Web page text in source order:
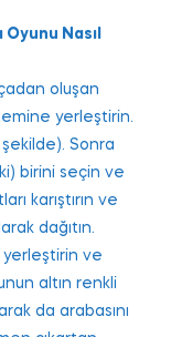
Nasıl
oluşan
yerleştirin.
Sonra
birini seçin ve
karıştırın ve
dağıtın.
yerleştirin ve
altın renkli
da arabasını